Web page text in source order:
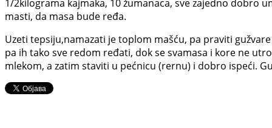
1/2kilograma kajmaka, 10 žumanaca, sve zajedno dobro
masti, da masa bude ređa.
Uzeti tepsiju,namazati je toplom mašću, pa praviti
pa ih tako sve redom ređati, dok se svamasa i kore ne
mlekom, a zatim staviti u pećnicu (rernu) i dobro ispeći.